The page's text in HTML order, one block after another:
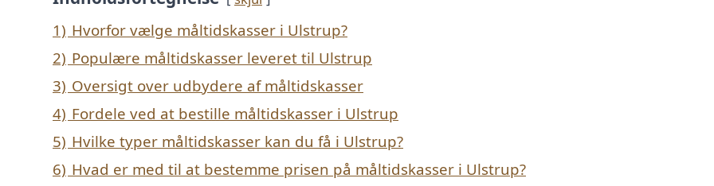
1) Hvorfor vælge måltidskasser i Ulstrup?
2) Populære måltidskasser leveret til Ulstrup
3) Oversigt over udbydere af måltidskasser
4) Fordele ved at bestille måltidskasser i Ulstrup
5) Hvilke typer måltidskasser kan du få i Ulstrup?
6) Hvad er med til at bestemme prisen på måltidskasser i Ulstrup?